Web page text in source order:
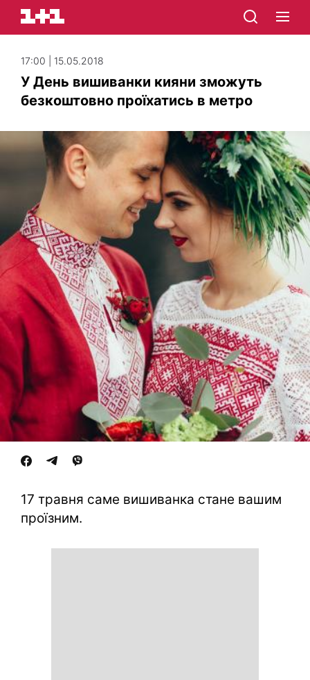
17:00 | 15.05.2018
У День вишиванки кияни зможуть
безкоштовно проїхатись в метро
17 травня саме вишиванка стане вашим
проїзним.